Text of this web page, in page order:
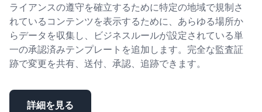
ライアンスの遵守を確立するために特定の地域で規制さ
れているコンテンツを表示するために、あらゆる場所か
らデータを収集し、ビジネスルールが設定されている単
一の承認済みテンプレートを追加します。完全な監査証
跡で変更を共有、送付、承認、追跡できます。
詳細を見る